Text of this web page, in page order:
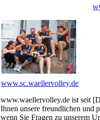
www.sc.waellervolley.de
www.waellervolley.de ist seit
Ihnen unsere freundlichen und
wenn Sie Fragen zu unserem